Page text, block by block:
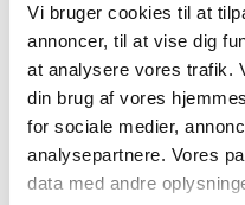
Vi bruger cookies til at
annoncer, til at vise dig
at analysere vores trafik.
din brug af vores
for sociale medier,
analysepartnere. Vores
data med andre
”Uddannelses- og
samarbejde med NNIT
administration af
systemet skal
frem, og systemet skal
styrelsens vision om en
sammenhængende SU-